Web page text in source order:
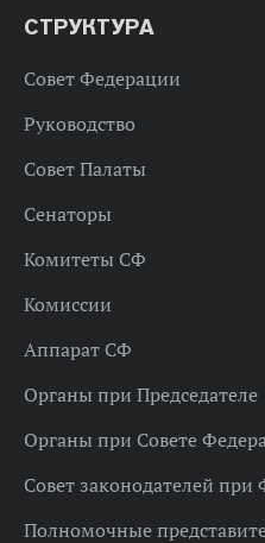
СТРУКТУРА
Совет Федерации
Руководство
Совет Палаты
Сенаторы
Комитеты СФ
Комиссии
Аппарат СФ
Органы при Председателе
Органы при Совете
Совет законодателей
Полномочные